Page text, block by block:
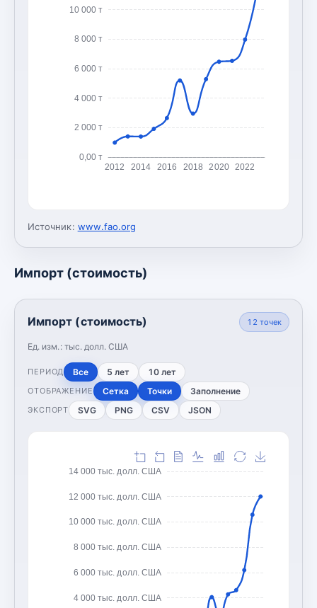
0,00 т
2 000 т
4 000 т
6 000 т
8 000 т
10 000 т
2012 2014 2016 2018 2020 2022
Источник: www.fao.org
Импорт (стоимость)
Импорт (стоимость)
Ед. изм.: тыс. долл. США
12 точек
ПЕРИОД Все 5 лет 10 лет
ОТОБРАЖЕНИЕ Сетка Точки Заполнение
ЭКСПОРТ SVG PNG CSV JSON
4 000 тыс. долл. США
6 000 тыс. долл. США
8 000 тыс. долл. США
10 000 тыс. долл. США
12 000 тыс. долл. США
14 000 тыс. долл. США